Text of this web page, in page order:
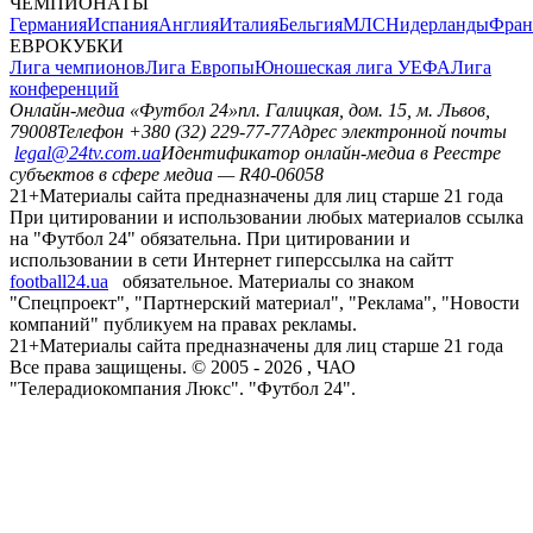
ГерманияИспанияАнглияИталияБельгияМЛСНидерланды
ЕВРОКУБКИ
Лига чемпионовЛига ЕвропыЮношеская лига УЕФАЛига
конференций
Онлайн-медиа «Футбол 24»пл. Галицкая, дом. 15, м. Львов,
79008Телефон +380 (32) 229-77-77Адрес электронной почты
legal@24tv.com.uaИдентификатор онлайн-медиа в Реестре
субъектов в сфере медиа — R40-06058
21+Материалы сайта предназначены для лиц старше 21 года
При цитировании и использовании любых материалов ссылка
на "Футбол 24" обязательна. При цитировании и
использовании в сети Интернет гиперссылка на сайтт
football24.ua
обязательное. Материалы со знаком
"Спецпроект", "Партнерский материал", "Реклама", "Новости
компаний" публикуем на правах рекламы.
21+Материалы сайта предназначены для лиц старше 21 года
Все права защищены. © 2005 - 2026 , ЧАО
"Телерадиокомпания Люкс". "Футбол 24".